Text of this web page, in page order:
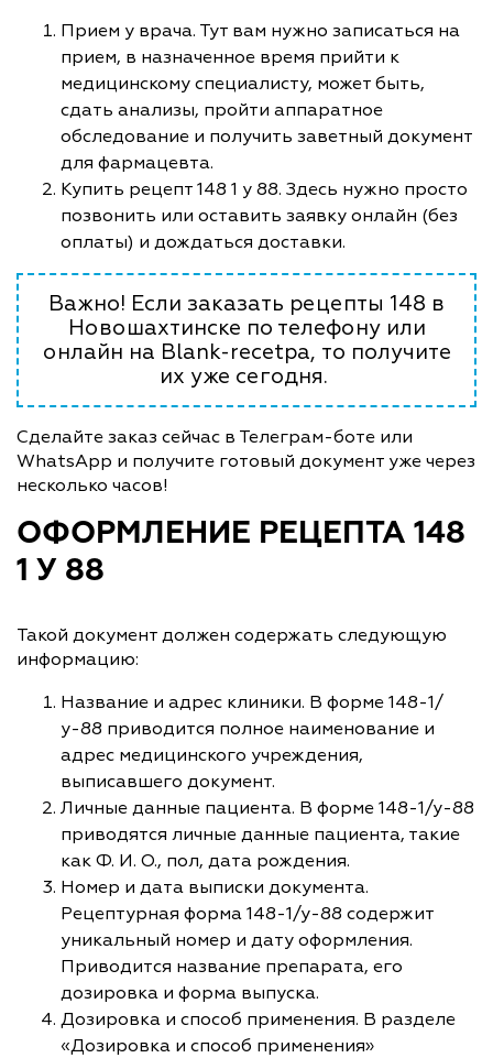
Прием у врача. Тут вам нужно записаться на
прием, в назначенное время прийти к
медицинскому специалисту, может быть,
сдать анализы, пройти аппаратное
обследование и получить заветный документ
для фармацевта.
Купить рецепт 148 1 у 88. Здесь нужно просто
позвонить или оставить заявку онлайн (без
оплаты) и дождаться доставки.
Важно! Если заказать рецепты 148 в
Новошахтинске по телефону или
онлайн на Blank-recetpa, то получите
их уже сегодня.
Сделайте заказ сейчас в Телеграм-боте или
WhatsApp и получите готовый документ уже через
несколько часов!
ОФОРМЛЕНИЕ РЕЦЕПТА 148
1 У 88
Такой документ должен содержать следующую
информацию:
Название и адрес клиники. В форме 148-1/
у-88 приводится полное наименование и
адрес медицинского учреждения,
выписавшего документ.
Личные данные пациента. В форме 148-1/у-88
приводятся личные данные пациента, такие
как Ф. И. О., пол, дата рождения.
Номер и дата выписки документа.
Рецептурная форма 148-1/у-88 содержит
уникальный номер и дату оформления.
Приводится название препарата, его
дозировка и форма выпуска.
Дозировка и способ применения. В разделе
«Дозировка и способ применения»